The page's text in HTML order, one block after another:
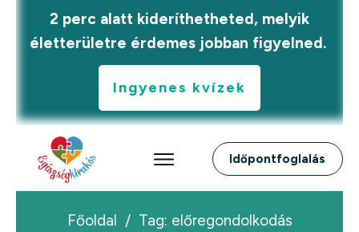
2 perc alatt kideríthetheted, melyik
életterületre érdemes jobban figyelned.
Ingyenes kvízek
Időpontfoglalás
Főoldal / Tag: előregondolkodás